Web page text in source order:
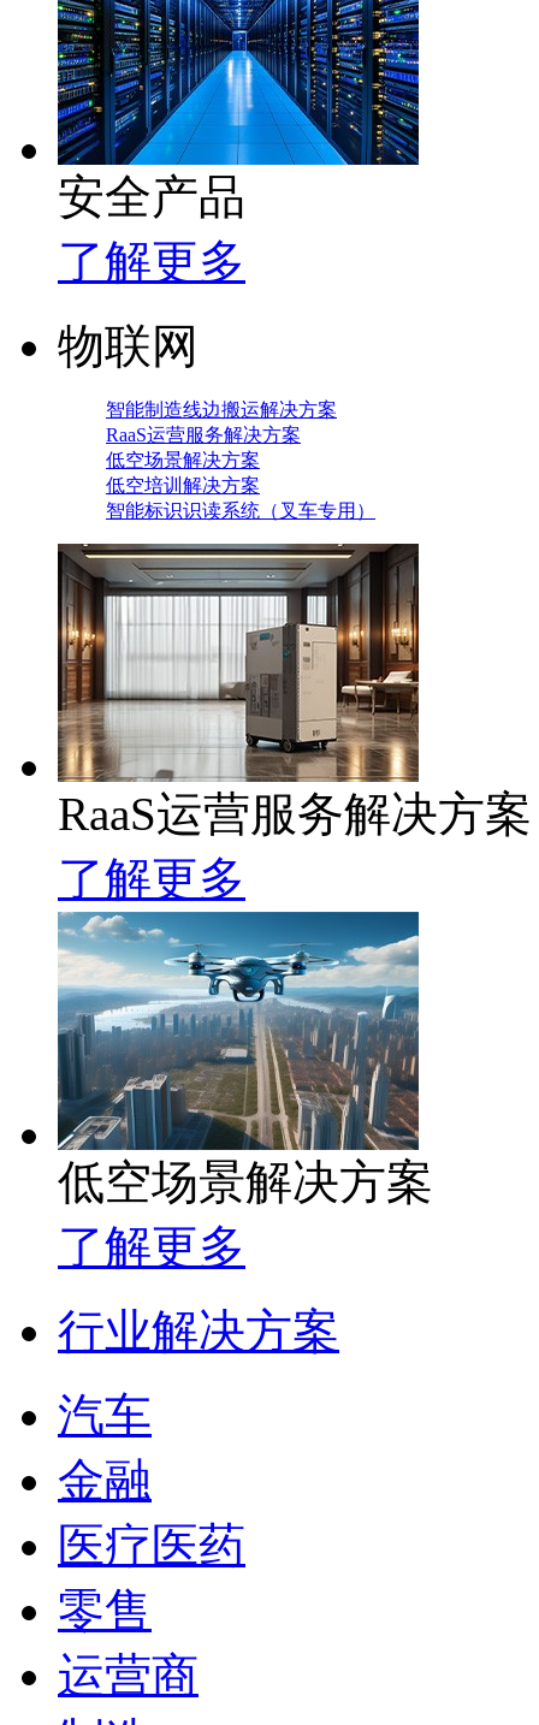
安全产品
了解更多
物联网
智能制造线边搬运解决方案
RaaS运营服务解决方案
低空场景解决方案
低空培训解决方案
智能标识识读系统（叉车专用）
RaaS运营服务解决方案
了解更多
低空场景解决方案
了解更多
行业解决方案
汽车
金融
医疗医药
零售
运营商